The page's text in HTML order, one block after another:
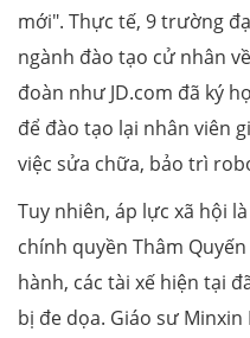
mới". Thực tế, 9 trường
ngành đào tạo cử nhân
đoàn như JD.com đã ký
để đào tạo lại nhân viên
việc sửa chữa, bảo trì
Tuy nhiên, áp lực xã hội
chính quyền Thâm
hành, các tài xế hiện tại
bị đe dọa. Giáo sư